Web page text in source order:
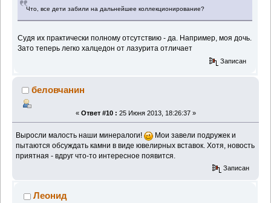
Что, все дети забили на дальнейшее коллекционирование?
Cудя их практически полному отсутствию - да. Например, моя дочь.
Зато теперь легко халцедон от лазурита отличает
Записан
беловчанин
« Ответ #10 : 25 Июня 2013, 18:26:37 »
Выросли малость наши минералоги!
Мои завели подружек и
пытаются обсуждать камни в виде ювелирных вставок. Хотя, новость
приятная - вдруг что-то интересное появится.
Записан
Леонид